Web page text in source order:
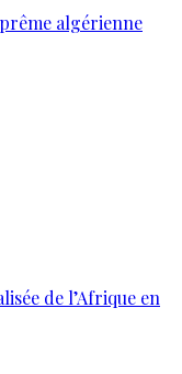
algérienne
de l’Afrique en